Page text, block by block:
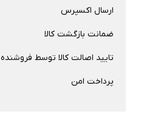
ارسال اکسپرس
ضمانت بازگشت کالا
تایید اصالت کالا توسط فروشنده
پرداخت امن